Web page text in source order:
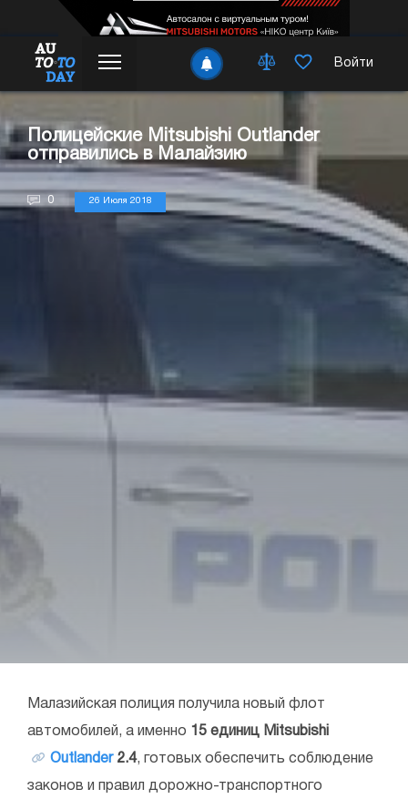
Войти
Полицейские Mitsubishi Outlander
отправились в Малайзию
0 26 Июля 2018
Малазийская полиция получила новый флот
автомобилей, а именно 15 единиц Mitsubishi
Outlander2.4, готовых обеспечить соблюдение
законов и правил дорожно-транспортного